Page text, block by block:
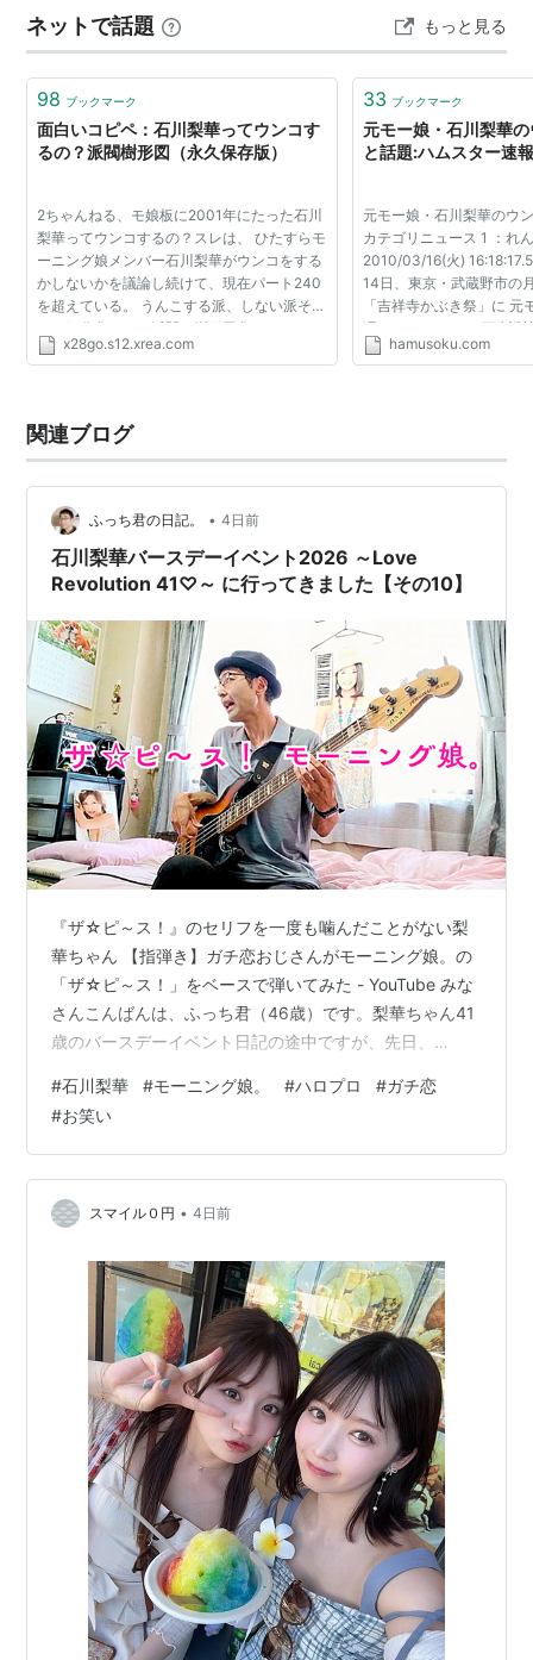
る。
特有の甲高い声質をしており、声を作っているのではな
いかと聞かれる事が多い。これは歌唱の個性にも現れ、
石川が中心となった楽曲はおしなべて彼女のカラーが強
い。その点も含めメンバーから「キショい（気色悪
（寒い）」と後輩からも指摘されることがあるが、本人
は「そう言われるのが嬉しい」とのこと。このような個
性からテレビ東京「ハロモニ。」の「ハロモニ。劇場」
における「頑固トメ子」「幸うす子」、「チャレモ
ニ。」から「ハロプロニュース」を経て生まれた「チャ
体に使われる程度に浸透している。モーニング娘。時代
のシングルでも「ザ☆ピ〜ス！」や「シャボン玉」など
女心を間奏で語る「長台詞」を担当するなど、石川の個
性として認識されている。ファンクラブ限定シングル
「理解して！＞女の子」や、日本食肉消費総合センター
「ちゃんチャミ」で生まれた「しらたまの歌」など、マ
イナーな成り立ちにも関わらず個性的で有名な楽曲も多
い。テレビコマーシャルでは石川個人名義に限るとエ
ヌ・エス商事「エルセーヌ」日本食肉消費総合センター
「Jビーフ」に出演。
2004年5月24日、所属事務所から一年後の2005年5月
にモーニング娘。から卒業することが発表された。
2004年8月10日に石川梨華を中心としたユニット「美勇
伝」の結成が発表され、同年9月23日にユニットにてシ
ングルデビューした。2005年5月7日にモーニング娘。
を卒業した。一方、2003年10月のハロプロフットサル
選抜チームから参加し、現在まで「Gatas Brilhantes
H.P.」のメンバー。
モー娘。加入直後から当時年少だった辻加護の世話を買
って出るなど後輩の面倒見が良い。第4期メンバーの吉
る。同期である吉澤ひとみとの付き合いは良く取沙汰さ
れるが、仲良しという単純な言葉で表現出来るほど浅は
かな関係ではないようである。ファンは「いしよし」等
と呼ぶ。一方2000年6月の日本テレビ特番にてハワイで
ロケを行った際、メロン記念日の柴田あゆみと親交を深
めた。以降はプライベートでも親友となり、後の「二人
ゴト〜梨華ちゃんと柴ちゃん〜」では他のメンバーと話
す柴田を指し「柴ちゃん他の人にとられるんじゃない
か」と不安になったと発言したこともある。ファンは
「いししば」と呼ぶ。モー娘。を経て「エコモニ。」で
ユニットを組む道重さゆみとは師弟関係にあるが、石川
が道重に甘えたりしたエピソードから同等の立場で付き
すけど」 東 「14歳！」 清野 「繋がねば！と思って
（笑）」 東 「頼もしいねえ」 東 「え、ヒューマンビー
トボックス…
ネットで話題 もっと見る
98 ブックマーク
面白いコピペ：石川梨華ってウンコす
るの？派閥樹形図（永久保存版）
2ちゃんねる、モ娘板に2001年にたった石川
梨華ってウンコするの？スレは、 ひたすらモ
ーニング娘メンバー石川梨華がウンコをする
かしないかを議論し続けて、現在パート240
を超えている。 うんこする派、しない派それ
ぞれ細分化された派閥を樹形図化したのが下
の図である。 「肛門は無いがウンコはする」
x28go.s12.xrea.com
33 ブックマーク
元モー娘・石川梨華
と話題:ハムスター速
元モー娘・石川梨華のウ
カテゴリニュース 1 ：れ
2010/03/16(火)
14日、東京・武蔵野市の
「吉祥寺かぶき祭」に
澤ひとみ（24）と石 川梨
ニット、HANGRY＆
hamusoku.com
関連ブログ
ふっち君の日記。 • 4日前
石川梨華バースデーイベント2026 ～Love
Revolution 41♡～ に行ってきました【その10】
『ザ☆ピ～ス！』のセリフを一度も噛んだことがない梨
華ちゃん 【指弾き】ガチ恋おじさんがモーニング娘。の
「ザ☆ピ～ス！」をベースで弾いてみた - YouTube みな
さんこんばんは、ふっち君（46歳）です。梨華ちゃん41
歳のバースデーイベント日記の途中ですが、先日、
とくに知りたくなかったらすみません。でも一生懸命つ
くったので、もし5分ほどお時間ありましたらぜひご視聴
ください。そしてこのブログに戻ってきて、以下の続き
をお読みくださったら、僕は欣喜雀躍します。スズメの
ように飛び跳ねます。この『ザ☆ピ～ス！』に関して
#石川梨華 #モーニング娘。 #ハロプロ #ガチ恋
#お笑い
スマイル０円 • 4日前